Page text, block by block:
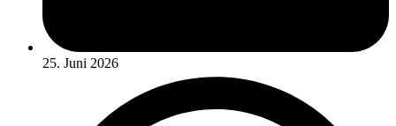
25. Juni 2026